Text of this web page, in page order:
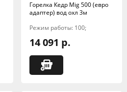
Горелка Кедр Mig 500 (евро
адаптер) вод охл 3м
Режим работы: 100;
14 091 р.